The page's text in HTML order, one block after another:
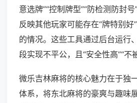
意选牌”“控制牌型”“防检测防封
反映其他玩家可能存在“牌特别好
的情况。这些工具通过后台运行
段实现不平公，且“安全性高”“不
微乐吉林麻将的核心魅力在于独
体系，将东北麻将的豪爽与趣味